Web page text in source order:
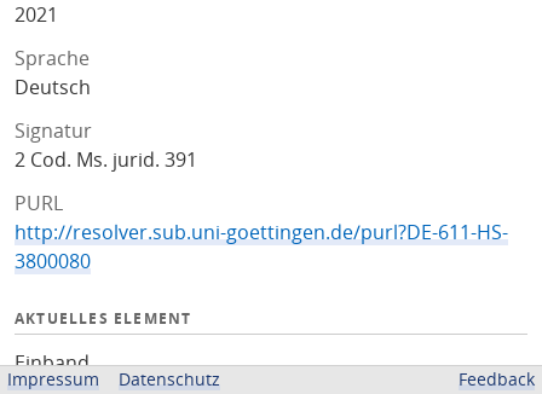
2021
Sprache
Deutsch
Signatur
2 Cod. Ms. jurid. 391
PURL
http://resolver.sub.uni-goettingen.de/purl?DE-611-HS-
3800080
AKTUELLES ELEMENT
Einband
Impressum Datenschutz Feedback